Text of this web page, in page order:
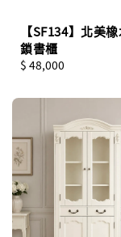
【SF134】北美
鎖書櫃
Regular
$ 48,000